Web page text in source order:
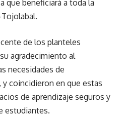
que beneficiará a toda la
de los planteles
agradecimiento al
necesidades de
coincidieron en que estas
de aprendizaje seguros y
estudiantes.